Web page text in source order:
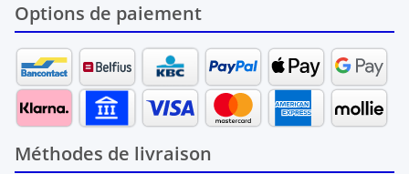
Options de paiement
Méthodes de livraison